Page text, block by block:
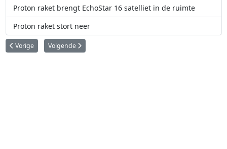
Proton raket brengt EchoStar 16 satelliet in de ruimte
Proton raket stort neer
Vorig artikel: X-37B gaat voor de vierde maal de ruimte in
Vorige Volgende artikel: SpaceX brengt satelliet voor Turkmenistan
Volgende